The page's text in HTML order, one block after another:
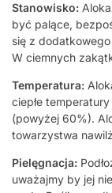
Stanowisko:
być palące,
się z
W ciemnych
Temperatura:
ciepłe
(powyżej 60%).
towarzystwa
Pielęgnacja:
uważajmy by jej